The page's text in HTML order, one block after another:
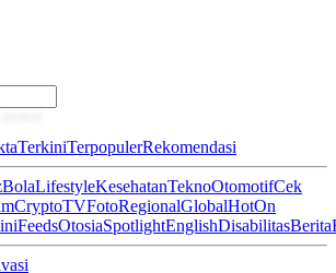
TerkiniTerpopulerRekomendasi
BolaLifestyleKesehatanTeknoOtomotifCek
CryptoTVFotoRegionalGlobalHotOn
FeedsOtosiaSpotlightEnglishDisabilitasBerita